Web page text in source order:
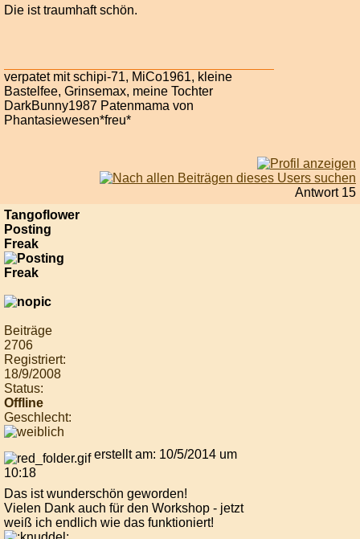
Die ist traumhaft schön.
verpatet mit schipi-71, MiCo1961, kleine
Bastelfee, Grinsemax, meine Tochter
DarkBunny1987 Patenmama von
Phantasiewesen*freu*
Antwort 15
Tangoflower
Posting
Freak
Beiträge
2706
Registriert:
18/9/2008
Status:
Offline
Geschlecht:
erstellt am: 10/5/2014 um
10:18
Das ist wunderschön geworden!
Vielen Dank auch für den Workshop - jetzt
weiß ich endlich wie das funktioniert!